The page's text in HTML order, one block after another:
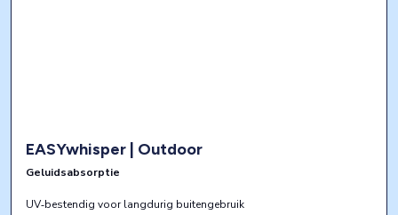
EASYwhisper | Outdoor
Geluidsabsorptie
UV‑bestendig voor langdurig buitengebruik